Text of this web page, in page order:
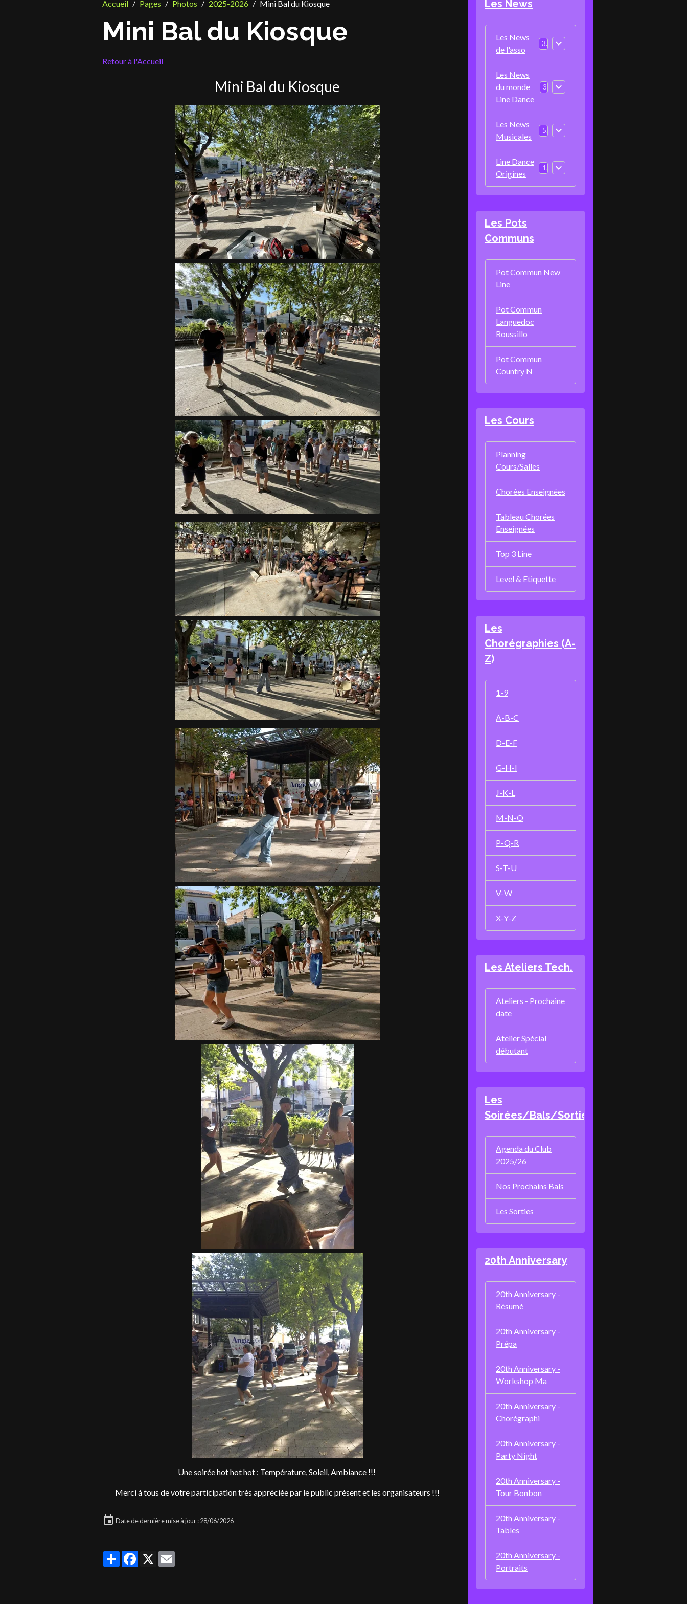
Accueil Pages Photos 2025-2026 Mini Bal du Kiosque
Mini Bal du Kiosque
Retour à l'Accueil
Mini Bal du Kiosque
Une soirée hot hot hot : Température, Soleil, Ambiance !!!
Merci à tous de votre participation très appréciée par le public présent et les organisateurs !!!
Date de dernière mise à jour : 28/06/2026
PartagerFacebook
X
Les News
Les News
de l'asso
3
Les News
du monde
Line Dance
3
Les News
Musicales
5
Line Dance
Origines
1
Les Pots
Communs
Pot Commun New
Line
Pot Commun
Languedoc
Roussillo
Pot Commun
Country N
Les Cours
Planning
Cours/Salles
Chorées Enseignées
Tableau Chorées
Enseignées
Top 3 Line
Level & Etiquette
Les
Chorégraphies (A-
Z)
1-9
A-B-C
D-E-F
G-H-I
J-K-L
M-N-O
P-Q-R
S-T-U
V-W
X-Y-Z
Les Ateliers Tech.
Ateliers - Prochaine
date
Atelier Spécial
débutant
Les
Soirées/Bals/Sorties
Agenda du Club
2025/26
Nos Prochains Bals
Les Sorties
20th Anniversary
20th Anniversary -
Résumé
20th Anniversary -
Prépa
20th Anniversary -
Workshop Ma
20th Anniversary -
Chorégraphi
20th Anniversary -
Party Night
20th Anniversary -
Tour Bonbon
20th Anniversary -
Tables
20th Anniversary -
Portraits